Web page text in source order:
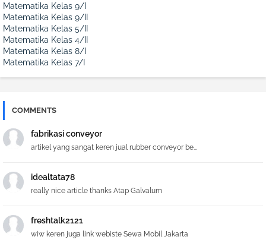
Matematika Kelas 9/I
Matematika Kelas 9/II
Matematika Kelas 5/II
Matematika Kelas 4/II
Matematika Kelas 8/I
Matematika Kelas 7/I
COMMENTS
fabrikasi conveyor
artikel yang sangat keren jual rubber conveyor be...
idealtata78
really nice article thanks Atap Galvalum
freshtalk2121
wiw keren juga link webiste Sewa Mobil Jakarta